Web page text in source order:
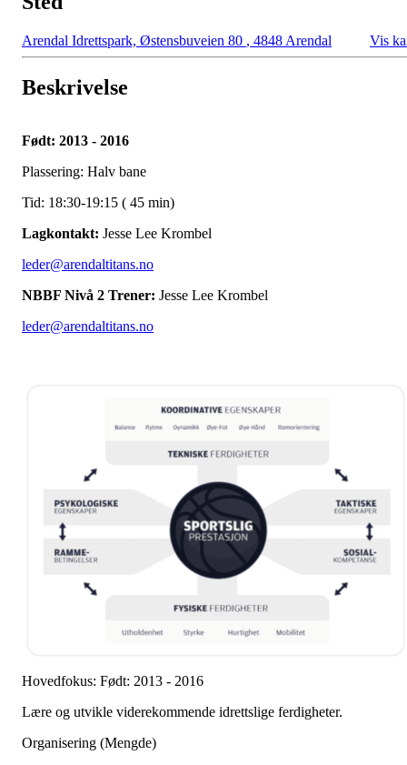
Arendal Idrettspark, Østensbuveien 80 , 4848 Arendal Vis
Beskrivelse
Født: 2013 - 2016
Plassering: Halv bane
Tid: 18:30-19:15 ( 45 min)
Lagkontakt: Jesse Lee Krombel
leder@arendaltitans.no
NBBF Nivå 2 Trener: Jesse Lee Krombel
leder@arendaltitans.no
Hovedfokus: Født: 2013 - 2016
Lære og utvikle viderekommende idrettslige ferdigheter.
Organisering (Mengde)